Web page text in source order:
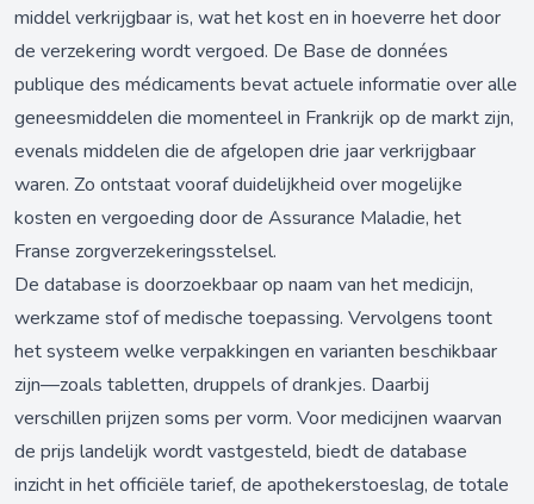
middel verkrijgbaar is, wat het kost en in hoeverre het door
de verzekering wordt vergoed. De Base de données
publique des médicaments bevat actuele informatie over alle
geneesmiddelen die momenteel in Frankrijk op de markt zijn,
evenals middelen die de afgelopen drie jaar verkrijgbaar
waren. Zo ontstaat vooraf duidelijkheid over mogelijke
kosten en vergoeding door de Assurance Maladie, het
Franse zorgverzekeringsstelsel.
De database is doorzoekbaar op naam van het medicijn,
werkzame stof of medische toepassing. Vervolgens toont
het systeem welke verpakkingen en varianten beschikbaar
zijn—zoals tabletten, druppels of drankjes. Daarbij
verschillen prijzen soms per vorm. Voor medicijnen waarvan
de prijs landelijk wordt vastgesteld, biedt de database
inzicht in het officiële tarief, de apothekerstoeslag, de totale